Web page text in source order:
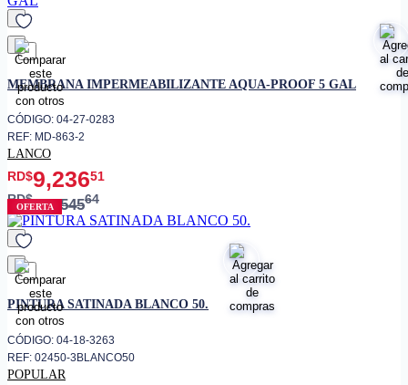
favorito
MEMBRANA IMPERMEABILIZANTE AQUA-PROOF 5 GAL
CÓDIGO: 04-27-0283
REF: MD-863-2
LANCO
RD$9,23651
RD$11,54564
OFERTA
favorito
PINTURA SATINADA BLANCO 50.
CÓDIGO: 04-18-3263
REF: 02450-3BLANCO50
POPULAR